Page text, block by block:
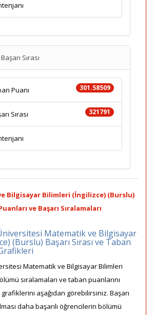
Sırası
301.58509
Puanı
321791
Sırası
Bilgisayar Bilimleri (İngilizce) (Burslu)
ve Başarı Sıralamaları
Matematik ve Bilgisayar
(Burslu) Başarı Sırası ve Taban
Matematik ve Bilgisayar Bilimleri
sıralamaları ve taban puanlarını
aşağıdan görebilirsiniz. Başarı
daha başarılı öğrencilerin bölümü